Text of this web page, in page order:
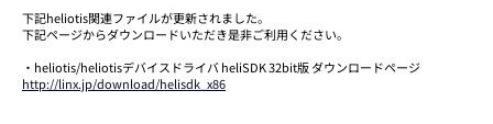
下記heliotis関連ファイルが更新されました。
下記ページからダウンロードいただき是非ご利用ください。
・heliotis/heliotisデバイスドライバ heliSDK 32bit版 ダウンロードページ
http://linx.jp/download/helisdk_x86